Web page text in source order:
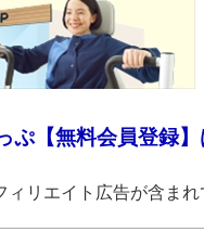
ぷ【無料会員登録
ィリエイト広告が含まれ